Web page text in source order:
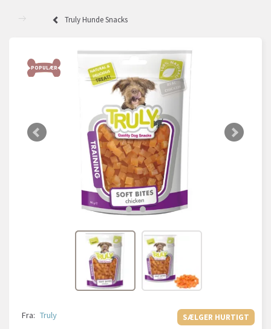
Truly Hunde Snacks
SÆLGER HURTIGT
POPULÆR
Fra: Truly